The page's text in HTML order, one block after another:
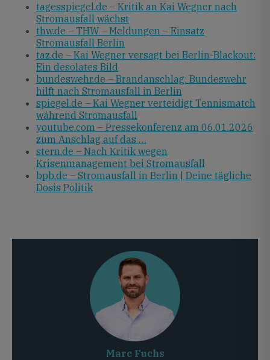
tagesspiegel.de – Kritik an Kai Wegner nach
Stromausfall wächst
thw.de – THW – Meldungen – Einsatz
Stromausfall Berlin
taz.de – Kai Wegner versagt bei Berlin-Blackout:
Ein desolates Bild
bundeswehr.de – Brandanschlag: Bundeswehr
hilft nach Stromausfall in Berlin
spiegel.de – Kai Wegner verteidigt Tennismatch
während Stromausfall
youtube.com – Pressekonferenz am 06.01.2026
zum Anschlag auf das …
stern.de – Nach Kritik wegen
Krisenmanagement bei Stromausfall
bpb.de – Stromausfall in Berlin | Deine tägliche
Dosis Politik
Marc Fuchs